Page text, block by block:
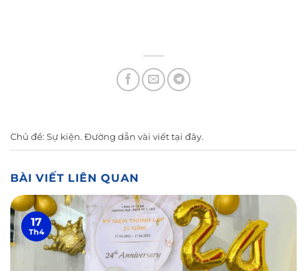
Chủ đề: Sự kiện. Đường dẫn vài viết tại đây.
BÀI VIẾT LIÊN QUAN
17
Th4